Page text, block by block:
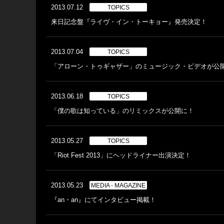
2013.07.12 TOPICS
来日記念盤『ライヴ・イン・トーキョー』発売決定！
2013.07.04 TOPICS
「アローン・トゥギャザー」のミュージック・ビデオが公
2013.06.18 TOPICS
「僕の歌は知っている」のリミックスが公開に！
2013.05.27 TOPICS
「Riot Fest 2013」にヘッドライナー出演決定！
2013.05.23 MEDIA - MAGAZINE
『an・an』にてインタビュー掲載！